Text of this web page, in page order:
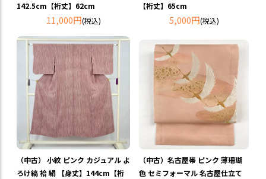
142.5cm【裄丈】62cm
11,000円(税込)
【裄丈】65cm
5,000円(税込)
（中古） 小紋 ピンク カジュアル よ
ろけ縞 袷 絹 【身丈】144cm【裄
（中古）名古屋帯 ピンク 薄珊瑚
色 セミフォーマル 名古屋仕立て